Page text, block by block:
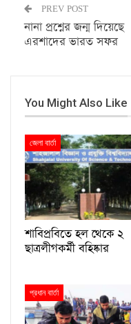
PREV POST
নানা প্রশ্নের জন্ম দিয়েছে
এরশাদের ভারত সফর
You Might Also Like
জেলা বার্তা
শাবিপ্রবিতে হল থেকে ২
ছাত্রলীগকর্মী বহিষ্কার
প্রধান বার্তা